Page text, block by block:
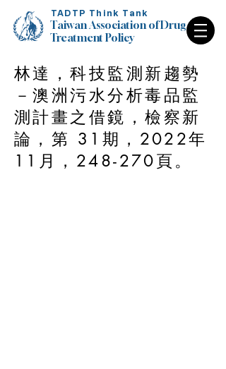
TADTP Think Tank
Taiwan Association of Drug
Treatment Policy
Taiwan Association of Drug
Treatment Policy
林達，科技監測新趨勢
－澳洲污水分析毒品監
測計畫之借鏡，檢察新
論，第 31期，2022年
11月，248-270頁。